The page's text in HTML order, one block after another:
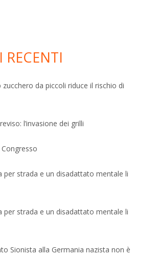
RECENTI
da piccoli riduce il rischio di
l’invasione dei grilli
per strada e un disadattato mentale li
per strada e un disadattato mentale li
Sionista alla Germania nazista non è